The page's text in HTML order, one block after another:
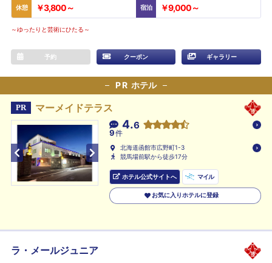
休憩 ￥3,800～ 宿泊 ￥9,000～
～ゆったりと芸術にひたる～
予約 クーポン ギャラリー
PR ホテル
PR マーメイドテラス
4.6
9件
北海道函館市広野町1-3
競馬場前駅から徒歩17分
ホテル公式サイトへ マイル
お気に入りホテルに登録
ラ・メールジュニア